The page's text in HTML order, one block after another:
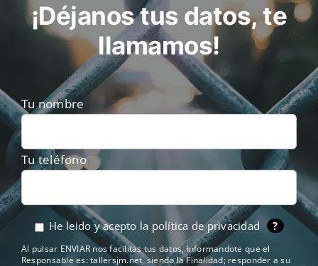
¡Déjanos tus datos, te
llamamos!
Tu nombre
Tu teléfono
He leido y acepto la política de privacidad ?
Al pulsar ENVIAR nos facilitas tus datos, informandote que el
Responsable es: tallersjm.net, siendo la Finalidad; responder a su